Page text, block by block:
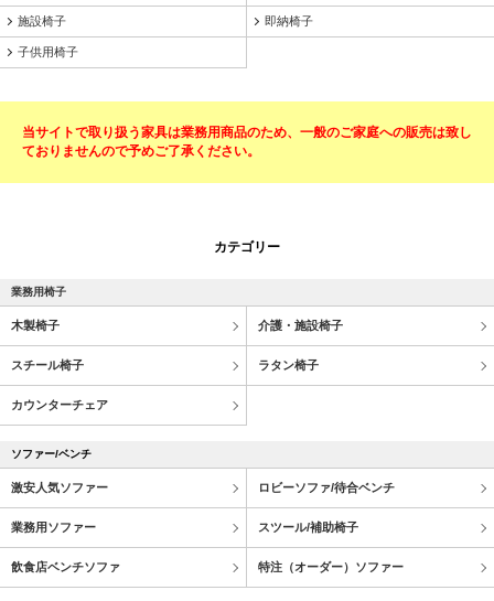
施設椅子 即納椅子
子供用椅子
当サイトで取り扱う家具は業務用商品のため、一般のご家庭への販売は致し
ておりませんので予めご了承ください。
カテゴリー
業務用椅子
木製椅子 介護・施設椅子
スチール椅子 ラタン椅子
カウンターチェア
ソファー/ベンチ
激安人気ソファー ロビーソファ/待合ベンチ
業務用ソファー スツール/補助椅子
飲食店ベンチソファ 特注（オーダー）ソファー